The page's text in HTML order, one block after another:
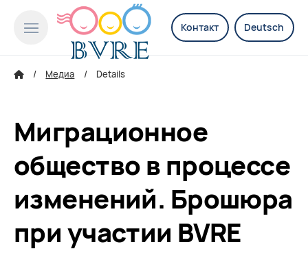
Контакт Deutsch
Медиа Details
Миграционное
общество в процессе
изменений. Брошюра
при участии BVRE